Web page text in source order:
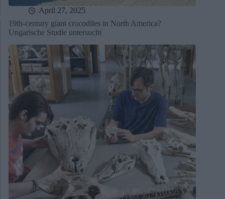
April 27, 2025
19th-century giant crocodiles in North America?
Ungarische Studie untersucht